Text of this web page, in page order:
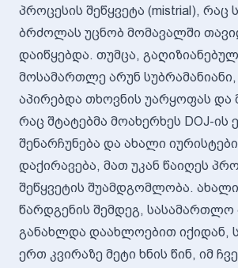
პროცესის შეწყვეტა (mistrial),
ბრძოლას უცნობ მომავალში
დაიწყებდა. თუმცა,
მოსამართლე არუნ
აპირებდა თხოვნის უარყოფას და
რაც შტატებმა მოახერხეს DOJ-ის
შენარჩუნება და ახალი
დაქირავება, მათ უკან წაიღეს
შეწყვეტის შუამდგომლობა. ახალი
წარდგენის შემდეგ, სასამართლო
განახლდა დაახლოებით იქიდან,
ერთ კვირაზე მეტი ხნის წინ, იმ